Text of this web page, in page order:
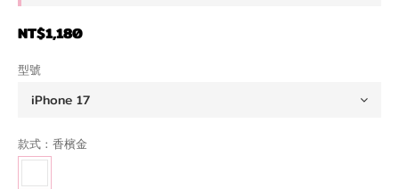
NT$1,180
型號
款式 : 香檳金